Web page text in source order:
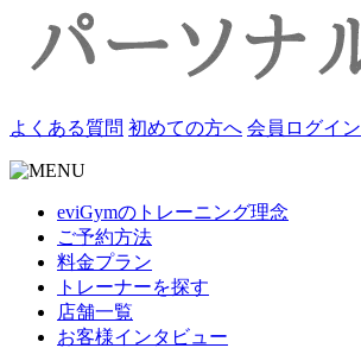
よくある質問 初めての方へ 会員ログイン
eviGymのトレーニング理念
ご予約方法
料金プラン
トレーナーを探す
店舗一覧
お客様インタビュー